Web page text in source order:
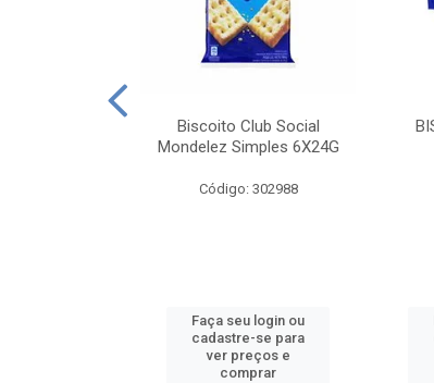
Biscoito Club Social
Mondelez Simples 6X24G
Código: 302988
Faça seu login ou
cadastre-se para
ver preços e
comprar